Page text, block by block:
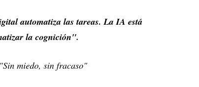
automatiza las tareas. La IA está
la cognición".
miedo, sin fracaso"